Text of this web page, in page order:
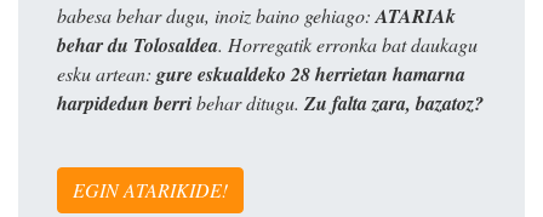
babesa behar dugu, inoiz baino gehiago: ATARIAk
behar du Tolosaldea. Horregatik erronka bat daukagu
esku artean: gure eskualdeko 28 herrietan hamarna
harpidedun berribehar ditugu. Zu falta zara, bazatoz?
EGIN ATARIKIDE!